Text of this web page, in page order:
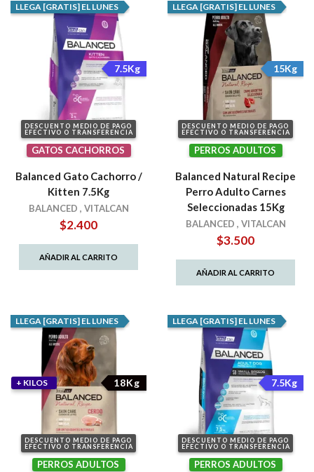
DESCUENTO MEDIO DE PAGO
EFECTIVO O TRANSFERENCIA
7.5Kg
LLEGA [GRATIS] EL LUNES
GATOS CACHORROS
Balanced Gato Cachorro /
Kitten 7.5Kg
BALANCED , VITALCAN
$2.400
AÑADIR AL CARRITO
DESCUENTO MEDIO DE PAGO
EFECTIVO O TRANSFERENCIA
LLEGA [GRATIS] EL LUNES
15Kg
PERROS ADULTOS
Balanced Natural Recipe
Perro Adulto Carnes
Seleccionadas 15Kg
BALANCED , VITALCAN
$3.500
AÑADIR AL CARRITO
DESCUENTO MEDIO DE PAGO
EFECTIVO O TRANSFERENCIA
LLEGA [GRATIS] EL LUNES
18Kg
+ KILOS
PERROS ADULTOS
DESCUENTO MEDIO DE PAGO
EFECTIVO O TRANSFERENCIA
7.5Kg
LLEGA [GRATIS] EL LUNES
PERROS ADULTOS